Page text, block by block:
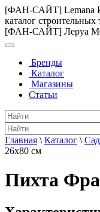
[ФАН-САЙТ] Lemana
каталог строительных
[ФАН-САЙТ] Леруа
Бренды
Каталог
Магазины
Статьи
Главная \ Каталог \ Сад
26x80 см
Пихта